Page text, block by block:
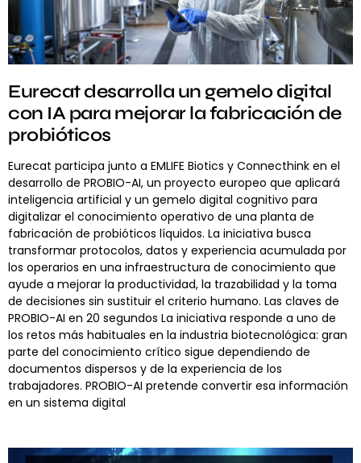
Eurecat desarrolla un gemelo digital
con IA para mejorar la fabricación de
probióticos
Eurecat participa junto a EMLIFE Biotics y Connecthink en el
desarrollo de PROBIO-AI, un proyecto europeo que aplicará
inteligencia artificial y un gemelo digital cognitivo para
digitalizar el conocimiento operativo de una planta de
fabricación de probióticos líquidos. La iniciativa busca
transformar protocolos, datos y experiencia acumulada por
los operarios en una infraestructura de conocimiento que
ayude a mejorar la productividad, la trazabilidad y la toma
de decisiones sin sustituir el criterio humano. Las claves de
PROBIO-AI en 20 segundos La iniciativa responde a uno de
los retos más habituales en la industria biotecnológica: gran
parte del conocimiento crítico sigue dependiendo de
documentos dispersos y de la experiencia de los
trabajadores. PROBIO-AI pretende convertir esa información
en un sistema digital